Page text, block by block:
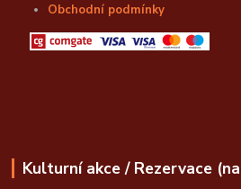
Obchodní podmínky
Kulturní akce / Rezervace